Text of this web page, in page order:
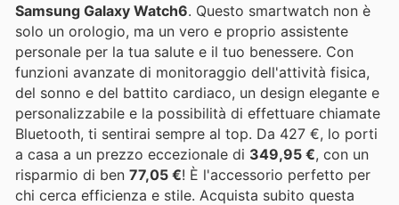
Samsung Galaxy Watch6. Questo smartwatch non è
solo un orologio, ma un vero e proprio assistente
personale per la tua salute e il tuo benessere. Con
funzioni avanzate di monitoraggio dell'attività fisica,
del sonno e del battito cardiaco, un design elegante e
personalizzabile e la possibilità di effettuare chiamate
Bluetooth, ti sentirai sempre al top. Da 427 €, lo porti
a casa a un prezzo eccezionale di 349,95 €, con un
risparmio di ben 77,05 €! È l'accessorio perfetto per
chi cerca efficienza e stile. Acquista subito questa